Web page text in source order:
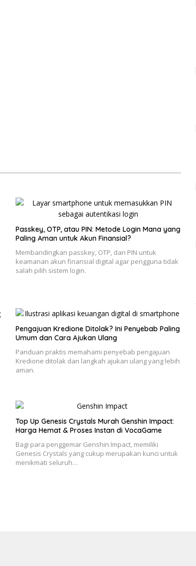
Passkey, OTP, atau PIN: Metode Login Mana yang
Paling Aman untuk Akun Finansial?
Membandingkan passkey, OTP, dan PIN untuk
keamanan akun finansial digital agar pengguna tidak
salah pilih sistem login.
Pengajuan Kredione Ditolak? Ini Penyebab Paling
Umum dan Cara Ajukan Ulang
Panduan praktis memahami penyebab pengajuan
Kredione ditolak dan langkah ajukan ulang yang lebih
aman.
Top Up Genesis Crystals Murah Genshin Impact:
Harga Hemat & Proses Instan di VocaGame
Bagi para penggemar Genshin Impact, memiliki
Genesis Crystals yang cukup merupakan kunci untuk
menikmati seluruh…